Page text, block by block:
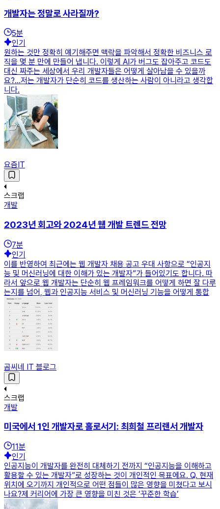
개발자는 정말로 사라질까?
5분
인기
원하는 것만 정확히 얘기해주면 맥락을 파악해서 정확한 비즈니스 로
직을 몇 분 만에 만들어 냅니다. 이렇게 AI가 버그도 잡아주고 코드도
대신 짜주는 세상에서 우리 개발자들은 어떻게 살아남을 수 있을까
요?…저는 개발자가 단순히 코드를 생산하는 사람이 아니라고 생각합
니다.
요즘IT
스크랩
개발
2023년 회고와 2024년 웹 개발 트렌드 전망
7분
인기
이를 반영하여 최근에는 웹 개발자 채용 공고 우대 사항으로 “인공지
능 및 머신러닝에 대한 이해가 있는 개발자”가 들어있기도 합니다. 따
라서 앞으로 웹 개발자는 단순히 웹 프레임워크를 어떻게 하면 잘 다루
는지를 넘어, 웹과 인공지능 서비스 및 머신러닝 기능을 어떻게 통합
곰씨네 IT 블로그
스크랩
개발
미국에서 1인 개발자로 홀로서기: 최희철 프리랜서 개발자
11분
인기
인공지능이 개발자를 완전히 대체하기 전까지 “인공지능을 이해하고
활용할 수 있는 개발자”로 성장하는 것이 개인적인 목표에요. Q. 현재
위치에 오기까지 개인적으로 어떤 점들이 많은 영향을 미쳤다고 보시
나요?제 커리어에 가장 큰 영향을 미친 것은 ‘꾸준한 학습’